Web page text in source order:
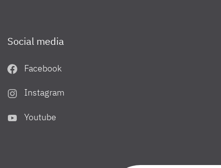
Urban Camper 2023
Social media
Facebook
Instagram
Youtube